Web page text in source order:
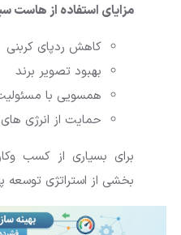
مزایای استفاده از هاست
کاهش ردپای کربنی
بهبود تصویر برند
همسویی با
حمایت از انرژی
برای بسیاری از کسب
بخشی از استراتژی